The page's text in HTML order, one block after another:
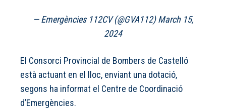
— Emergències 112CV (@GVA112)March 15,
2024
El Consorci Provincial de Bombers de Castelló
està actuant en el lloc, enviant una dotació,
segons ha informat el Centre de Coordinació
d’Emergències.